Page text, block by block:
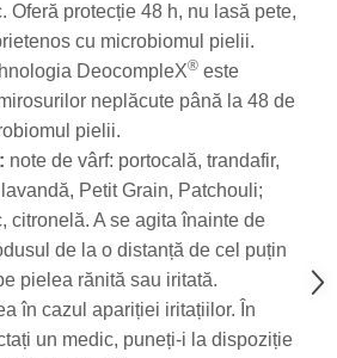
Oferă protecție 48 h, nu lasă pete,
cu microbiomul pielii.
DeocompleX® este
neplăcute până la 48 de
pielii.
note de vârf: portocală, trandafir,
Petit Grain, Patchouli;
citronelă. A se agita înainte de
de la o distanță de cel puțin
pielea rănită sau iritată.
în cazul apariției iritațiilor. În
un medic, puneți-i la dispoziție